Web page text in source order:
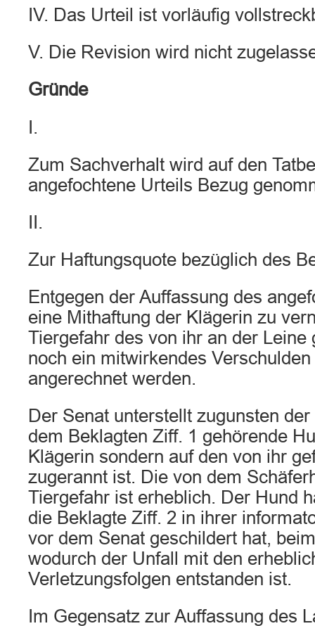
IV. Das Urteil ist vorläufig
V. Die Revision wird nicht
Gründe
I.
Zum Sachverhalt wird auf den
angefochtene Urteils Bezug
II.
Zur Haftungsquote bezüglich des
Entgegen der Auffassung des
eine Mithaftung der Klägerin zu
Tiergefahr des von ihr an der Leine
noch ein mitwirkendes
angerechnet werden.
Der Senat unterstellt zugunsten
dem Beklagten Ziff. 1 gehörende
Klägerin sondern auf den von ihr
zugerannt ist. Die von dem
Tiergefahr ist erheblich. Der Hund
die Beklagte Ziff. 2 in ihrer
vor dem Senat geschildert hat,
wodurch der Unfall mit den
Verletzungsfolgen entstanden ist.
Im Gegensatz zur Auffassung des